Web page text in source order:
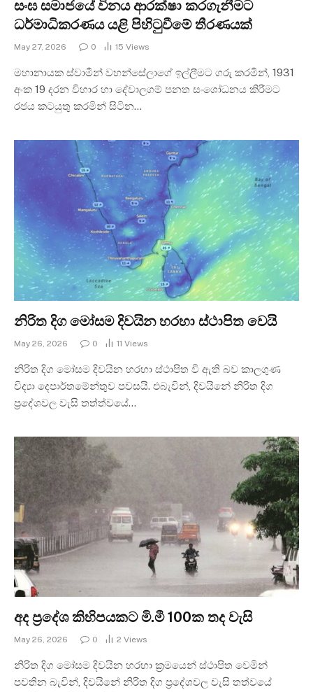
සංඝ සමාජයේ විනය ආරක්ෂා කරගැනීමට
ධර්මාධිකරණය යළි පිහිටුවීමේ තීරණයක්
May 27, 2026 0 15 Views
මහානායක ස්වාමීන් වහන්සේලාගේ ඉල්ලීමට ගරු කරමින්, 1931
අංක 19 දරන විහාර හා දේවාලගම් පනත සංශෝධනය කිරීමට
රජය කටයුතු කරමින් සිටින…
නිරිත දිග මෝසම දිවයින හරහා ස්ථාපිත වෙයි
May 26, 2026 0 11 Views
නිරිත දිග මෝසම දිවයින හරහා ස්ථාපිත වී ඇති බව කාලගුණ
විද්‍යා දෙපාර්තමේන්තුව පවසයි. එබැවින්, දිවයිනේ නිරිත දිග
ප්‍රදේශවල වැසි තත්ත්වයේ…
අද ප්‍රදේශ කිහිපයකට මි.මී 100ක තද වැසි
May 26, 2026 0 2 Views
නිරිත දිග මෝසම දිවයින හරහා ක්‍රමයෙන් ස්ථාපිත වෙමින්
පවතින බැවින්, දිවයිනේ නිරිත දිග ප්‍රදේශවල වැසි තත්වයේ